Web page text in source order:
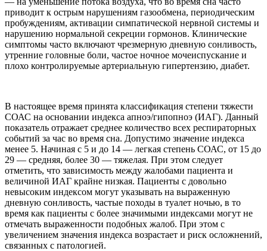
приводит к острым нарушениям газообмена, периодическим
пробуждениям, активации симпатической нервной системы и
нарушению нормальной секреции гормонов. Клинические
симптомы часто включают чрезмерную дневную сонливость,
утренние головные боли, частое ночное мочеиспускание и
плохо контролируемые артериальную гипертензию, диабет.
В настоящее время принята классификация степени тяжести
СОАС на основании индекса апноэ/гипопноэ (ИАГ). Данный
показатель отражает среднее количество всех респираторных
событий за час во время сна. Допустимо значение индекса
менее 5. Начиная с 5 и до 14 — легкая степень СОАС, от 15 до
29 — средняя, более 30 — тяжелая. При этом следует
отметить, что зависимость между жалобами пациента и
величиной ИАГ крайне низкая. Пациенты с довольно
невысоким индексом могут указывать на выраженную
дневную сонливость, частые походы в туалет ночью, в то
время как пациенты с более значимыми индексами могут не
отмечать выраженности подобных жалоб. При этом с
увеличением значения индекса возрастает и риск осложнений,
связанных с патологией.